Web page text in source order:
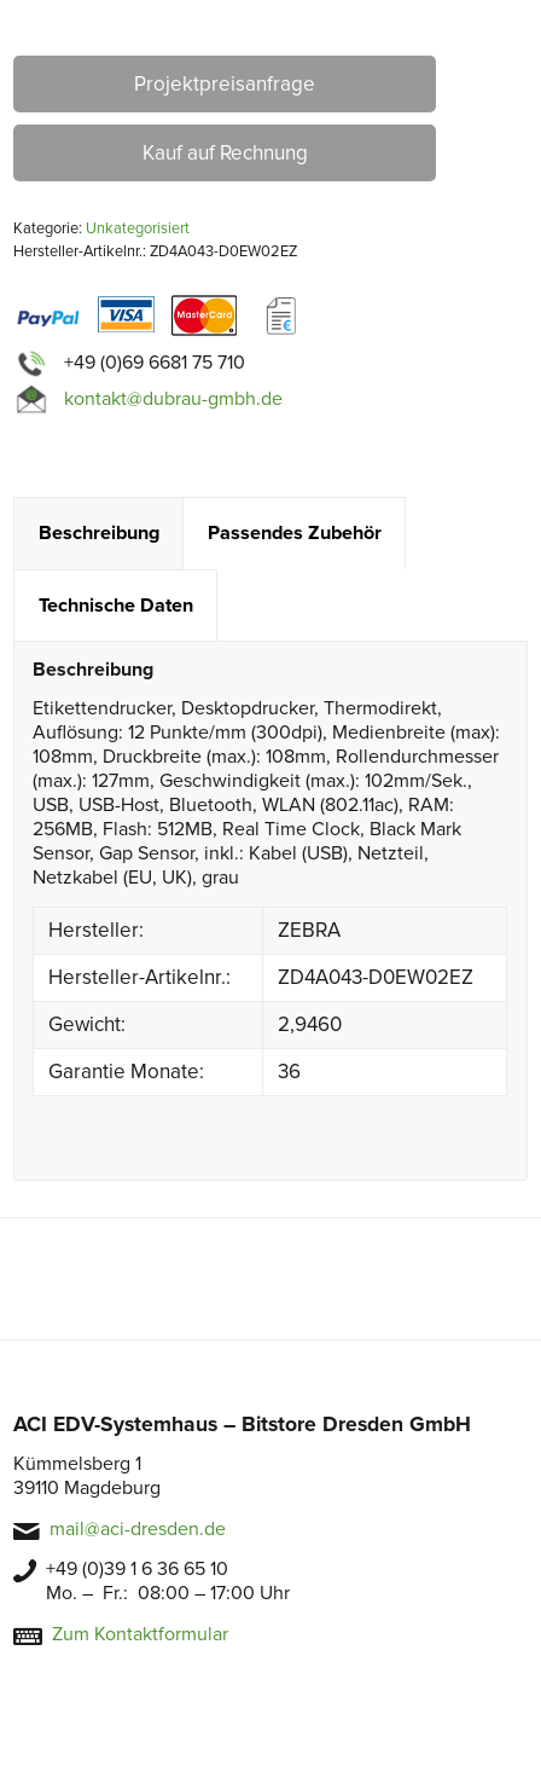
Projektpreisanfrage
Kauf auf Rechnung
Kategorie: Unkategorisiert
Hersteller-Artikelnr.: ZD4A043-D0EW02EZ
+49 (0)69 6681 75 710
kontakt@dubrau-gmbh.de
Beschreibung Passendes Zubehör
Technische Daten
Beschreibung
Etikettendrucker, Desktopdrucker, Thermodirekt,
Auflösung: 12 Punkte/mm (300dpi), Medienbreite (max):
108mm, Druckbreite (max.): 108mm, Rollendurchmesser
(max.): 127mm, Geschwindigkeit (max.): 102mm/Sek.,
USB, USB-Host, Bluetooth, WLAN (802.11ac), RAM:
256MB, Flash: 512MB, Real Time Clock, Black Mark
Sensor, Gap Sensor, inkl.: Kabel (USB), Netzteil,
Netzkabel (EU, UK), grau
Hersteller:
ZEBRA
Hersteller-Artikelnr.:
ZD4A043-D0EW02EZ
Gewicht:
2,9460
Garantie Monate:
36
ACI EDV-Systemhaus – Bitstore Dresden GmbH
Kümmelsberg 1
39110 Magdeburg
mail@aci-dresden.de
+49 (0)39 1 6 36 65 10
Mo. – Fr.: 08:00 – 17:00 Uhr
Zum Kontaktformular